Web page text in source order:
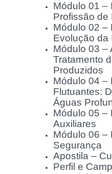
Módulo 01 –
Profissão de
Módulo 02 –
Evolução da
Módulo 03 –
Tratamento
Produzidos
Módulo 04 –
Flutuantes:
Águas
Módulo 05 –
Auxiliares
Módulo 06 –
Segurança
Apostila –
Perfil e